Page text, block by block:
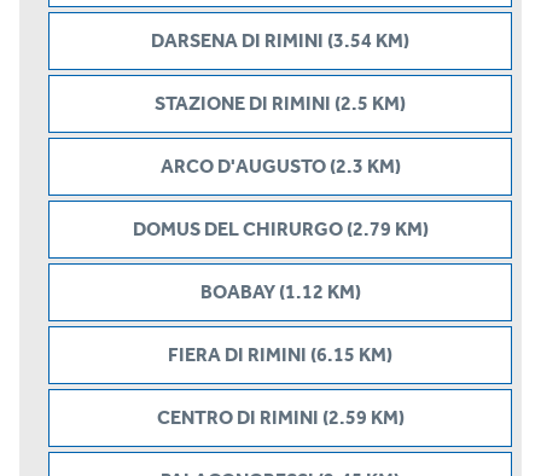
DARSENA DI RIMINI (3.54 KM)
STAZIONE DI RIMINI (2.5 KM)
ARCO D'AUGUSTO (2.3 KM)
DOMUS DEL CHIRURGO (2.79 KM)
BOABAY (1.12 KM)
FIERA DI RIMINI (6.15 KM)
CENTRO DI RIMINI (2.59 KM)